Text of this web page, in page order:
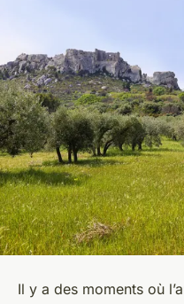
Il y a des moments où